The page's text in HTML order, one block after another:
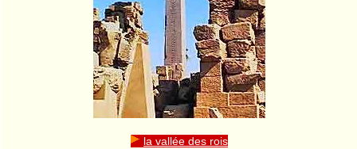
la vallée des rois